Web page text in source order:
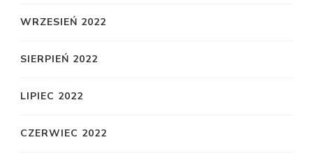
WRZESIEŃ 2022
SIERPIEŃ 2022
LIPIEC 2022
CZERWIEC 2022